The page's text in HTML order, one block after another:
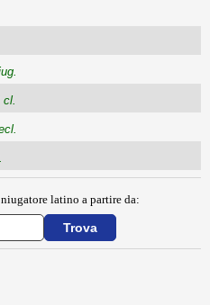
cl.
latino a partire da: